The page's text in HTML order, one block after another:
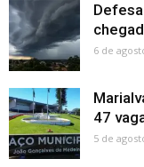
6 de
47
5 de